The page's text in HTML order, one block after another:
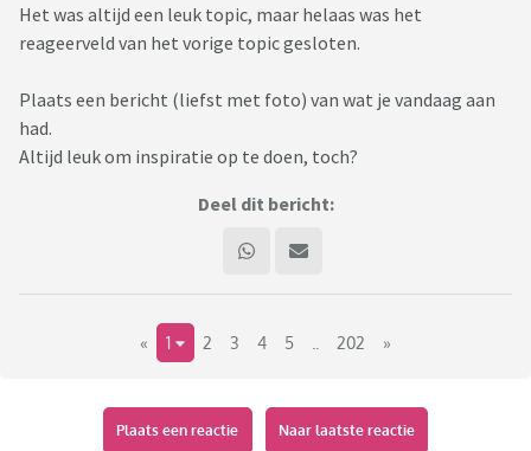
Het was altijd een leuk topic, maar helaas was het
reageerveld van het vorige topic gesloten.
Plaats een bericht (liefst met foto) van wat je vandaag aan
had.
Altijd leuk om inspiratie op te doen, toch?
Deel dit bericht:
« 1 2 3 4 5 202 »
Plaats een reactie Naar laatste reactie